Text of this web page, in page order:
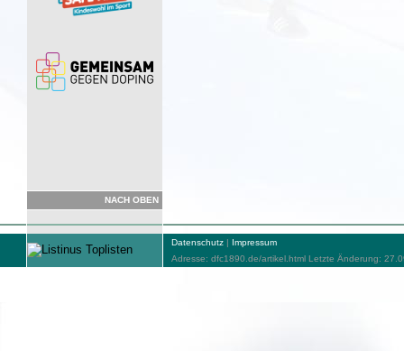
NACH OBEN
Datenschutz | Impressum
Adresse: dfc1890.de/artikel.html Letzte Änderung: